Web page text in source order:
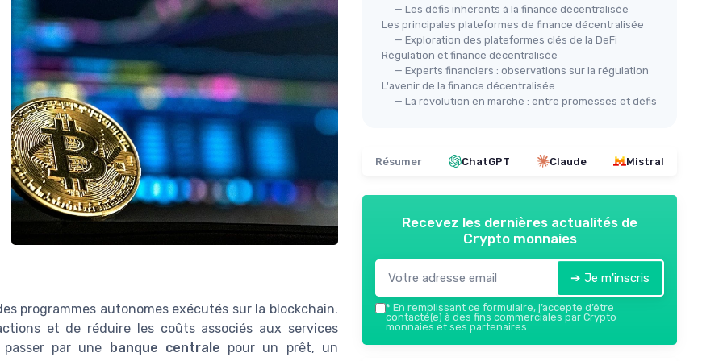
programmes autonomes exécutés sur la blockchain.
et de réduire les coûts associés aux services
par une
banque centrale pour un prêt, un
— Les défis inhérents à la finance décentralisée
Les principales plateformes de finance décentralisée
— Exploration des plateformes clés de la DeFi
Régulation et finance décentralisée
— Experts financiers : observations sur la régulation
L'avenir de la finance décentralisée
— La révolution en marche : entre promesses et défis
Résumer ChatGPT Claude Mistral
Recevez les dernières actualités de
Crypto monnaies
➔ Je m'inscris
* En remplissant ce formulaire, j’accepte d’être
contacté(e) à des fins commerciales par Crypto
monnaies et ses partenaires.